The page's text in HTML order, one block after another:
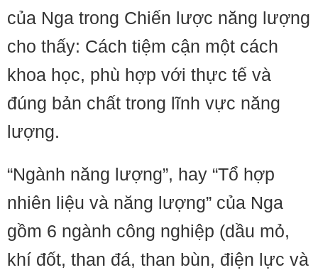
của Nga trong Chiến lược năng lượng
cho thấy: Cách tiệm cận một cách
khoa học, phù hợp với thực tế và
đúng bản chất trong lĩnh vực năng
lượng.
“Ngành năng lượng”, hay “Tổ hợp
nhiên liệu và năng lượng” của Nga
gồm 6 ngành công nghiệp (dầu mỏ,
khí đốt, than đá, than bùn, điện lực và